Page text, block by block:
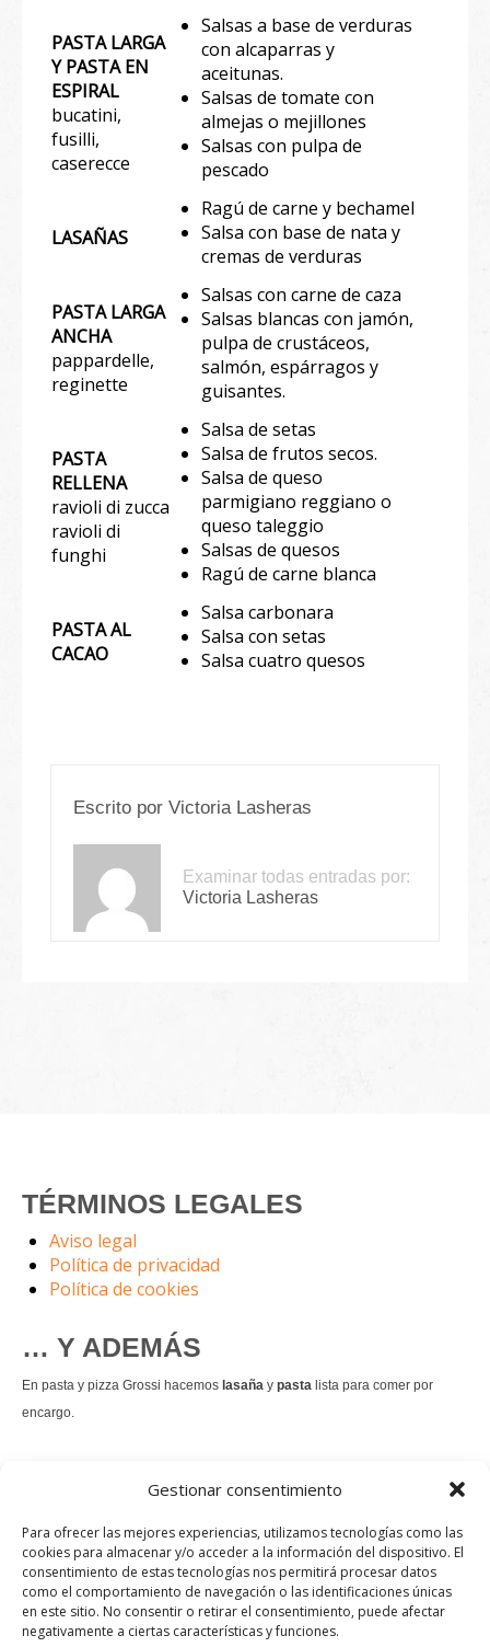
Gestionar consentimiento
Para ofrecer las mejores experiencias, utilizamos tecnologías como las
cookies para almacenar y/o acceder a la información del dispositivo. El
consentimiento de estas tecnologías nos permitirá procesar datos
como el comportamiento de navegación o las identificaciones únicas
en este sitio. No consentir o retirar el consentimiento, puede afectar
negativamente a ciertas características y funciones.
PASTA LARGA
Y PASTA EN
ESPIRAL
bucatini,
fusilli,
caserecce
Salsas a base de verduras
con alcaparras y
aceitunas.
Salsas de tomate con
almejas o mejillones
Salsas con pulpa de
pescado
LASAÑAS
Ragú de carne y bechamel
Salsa con base de nata y
cremas de verduras
PASTA LARGA
ANCHA
pappardelle,
reginette
Salsas con carne de caza
Salsas blancas con jamón,
pulpa de crustáceos,
salmón, espárragos y
guisantes.
PASTA
RELLENA
ravioli di zucca
ravioli di
funghi
Salsa de setas
Salsa de frutos secos.
Salsa de queso
parmigiano reggiano o
queso taleggio
Salsas de quesos
Ragú de carne blanca
PASTA AL
CACAO
Salsa carbonara
Salsa con setas
Salsa cuatro quesos
Escrito por Victoria Lasheras
Examinar todas entradas por:
Victoria Lasheras
TÉRMINOS LEGALES
Aviso legal
Política de privacidad
Política de cookies
… Y ADEMÁS
En pasta y pizza Grossi hacemos lasaña y pasta lista para comer por
encargo.
es un permanente.
Pedir comida Just eat
Instagram
Facebook
TikTok